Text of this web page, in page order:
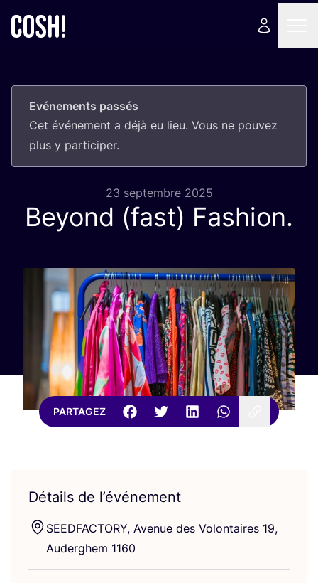
Evénements passés
Cet évé­ne­ment a déjà eu lieu. Vous ne pou­vez
plus y participer.
23 septembre 2025
Beyond (fast) Fashion.
PARTAGEZ
Détails de l’événement
SEED­FAC­TO­RY, Ave­nue des Volon­taires 19,
Auder­ghem 1160